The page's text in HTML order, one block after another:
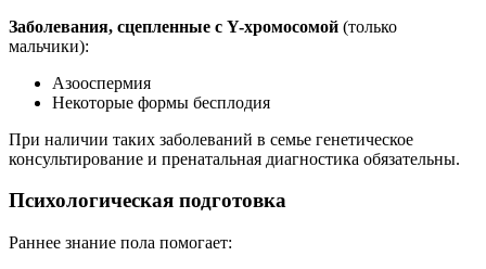
Заболевания, сцепленные с Y-хромосомой (только
мальчики):
Азооспермия
Некоторые формы бесплодия
При наличии таких заболеваний в семье генетическое
консультирование и пренатальная диагностика обязательны.
Психологическая подготовка
Раннее знание пола помогает: